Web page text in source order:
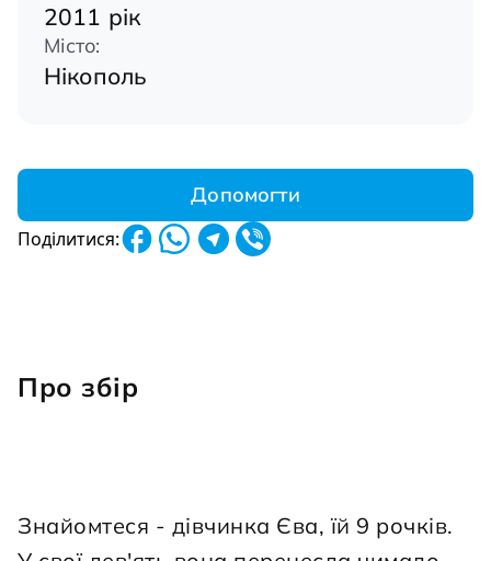
2011 рік
Місто:
Нікополь
Допомогти
Поділитися:
Про збір
Знайомтеся - дівчинка Єва, їй 9 рочків.